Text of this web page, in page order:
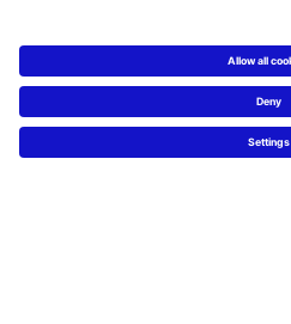
Nyheter & Presss releaser
Hitta en återförsäljare
FAQs